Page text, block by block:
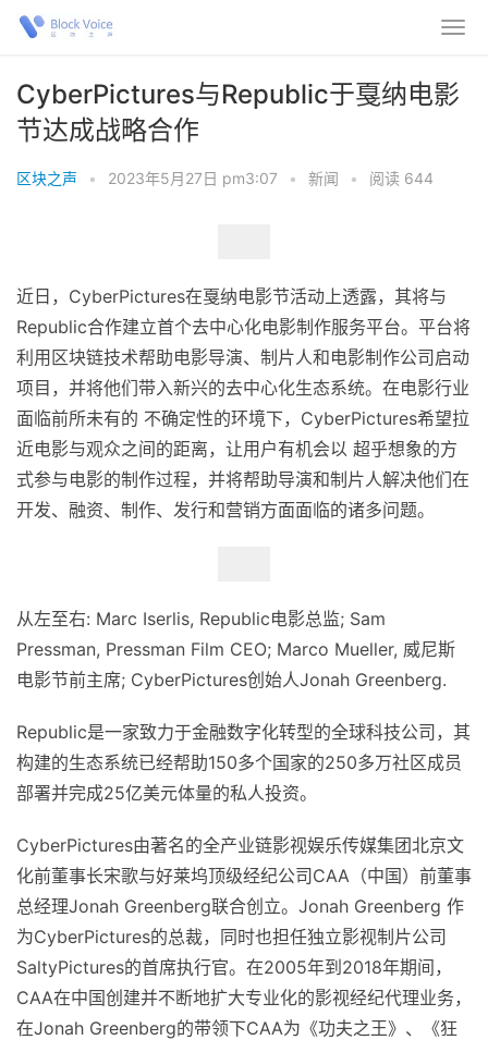
CyberPictures与Republic于戛纳电影
节达成战略合作
区块之声 • 2023年5月27日 pm3:07 • 新闻 • 阅读 644
近日，CyberPictures在戛纳电影节活动上透露，其将与
Republic合作建立首个去中心化电影制作服务平台。平台将
利用区块链技术帮助电影导演、制片人和电影制作公司启动
项目，并将他们带入新兴的去中心化生态系统。在电影行业
面临前所未有的 不确定性的环境下，CyberPictures希望拉
近电影与观众之间的距离，让用户有机会以 超乎想象的方
式参与电影的制作过程，并将帮助导演和制片人解决他们在
开发、融资、制作、发行和营销方面面临的诸多问题。
从左至右: Marc Iserlis, Republic电影总监; Sam
Pressman, Pressman Film CEO; Marco Mueller, 威尼斯
电影节前主席; CyberPictures创始人Jonah Greenberg.
Republic是一家致力于金融数字化转型的全球科技公司，其
构建的生态系统已经帮助150多个国家的250多万社区成员
部署并完成25亿美元体量的私人投资。
CyberPictures由著名的全产业链影视娱乐传媒集团北京文
化前董事⻓宋歌与好莱坞顶级经纪公司CAA（中国）前董事
总经理Jonah Greenberg联合创立。Jonah Greenberg 作
为CyberPictures的总裁，同时也担任独立影视制片公司
SaltyPictures的首席执行官。在2005年到2018年期间，
CAA在中国创建并不断地扩大专业化的影视经纪代理业务，
在Jonah Greenberg的带领下CAA为《功夫之王》、《狂